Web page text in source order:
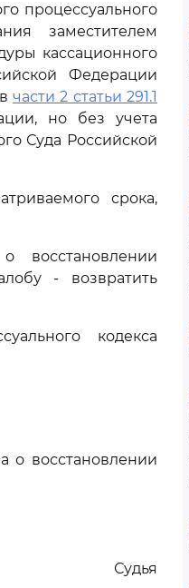
процессуального
заместителем
кассационного
Федерации
части 2 статьи 291.1
но без учета
Суда Российской
срока,
восстановлении
- возвратить
кодекса
о восстановлении
Судья